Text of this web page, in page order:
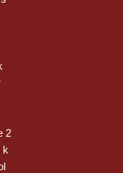
2
k